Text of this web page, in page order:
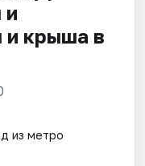
и
и крыша в
из метро